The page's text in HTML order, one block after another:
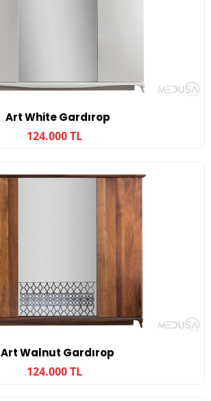
Art White Gardırop
124.000 TL
Art Walnut Gardırop
124.000 TL